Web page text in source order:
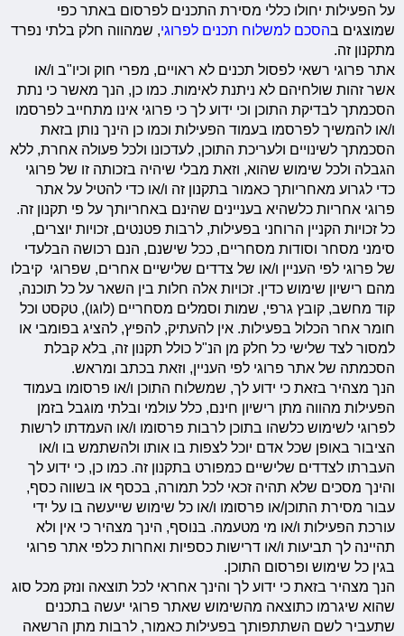
על הפעילות יחולו כללי מסירת התכנים לפרסום באתר כפי
שמוצגים בהסכם למשלוח תכנים לפרוגי, שמהווה חלק בלתי נפרד
מתקנון זה.
אתר פרוגי רשאי לפסול תכנים לא ראויים, מפרי חוק וכיו"ב ו/או
אשר זהות שולחיהם לא ניתנת לאימות. כמו כן, הנך מאשר כי נתת
הסכמתך לבדיקת התוכן וכי ידוע לך כי פרוגי אינו מתחייב לפרסמו
ו/או להמשיך לפרסמו בעמוד הפעילות וכמו כן הינך נותן בזאת
הסכמתך לשינויים ולעריכת התוכן, לעדכונו ולכל פעולה אחרת, ללא
הגבלה ולכל שימוש שהוא, וזאת מבלי שיהיה בזכותה זו של פרוגי
כדי לגרוע מאחריותך כאמור בתקנון זה ו/או כדי להטיל על אתר
פרוגי אחריות כלשהיא בעניינים שהינם באחריותך על פי תקנון זה.
כל זכויות הקניין הרוחני בפעילות, לרבות פטנטים, זכויות יוצרים,
סימני מסחר וסודות מסחריים, ככל שישנם, הנם רכושה הבלעדי
של פרוגי לפי העניין ו/או של צדדים שלישיים אחרים, שפרוגי קיבלו
מהם רישיון שימוש כדין. זכויות אלה חלות בין השאר על כל תוכנה,
קוד מחשב, קובץ גרפי, שמות וסמלים מסחריים (לוגו), טקסט וכל
חומר אחר הכלול בפעילות. אין להעתיק, להפיץ, להציג בפומבי או
למסור לצד שלישי כל חלק מן הנ"ל כולל תקנון זה, בלא קבלת
הסכמתה של אתר פרוגי לפי העניין, וזאת בכתב ומראש.
הנך מצהיר בזאת כי ידוע לך, שמשלוח התוכן ו/או פרסומו בעמוד
הפעילות מהווה מתן רישיון חינם, כלל עולמי ובלתי מוגבל בזמן
לפרוגי לשימוש כלשהו בתוכן לרבות פרסומו ו/או העמדתו לרשות
הציבור באופן שכל אדם יוכל לצפות בו אותו ולהשתמש בו ו/או
העברתו לצדדים שלישיים כמפורט בתקנון זה. כמו כן, כי ידוע לך
והינך מסכים שלא תהיה זכאי לכל תמורה, בכסף או בשווה כסף,
עבור מסירת התוכן/או פרסומו ו/או כל שימוש שייעשה בו על ידי
עורכת הפעילות ו/או מי מטעמה. בנוסף, הינך מצהיר כי אין ולא
תהיינה לך תביעות ו/או דרישות כספיות ואחרות כלפי אתר פרוגי
בגין כל שימוש ופרסום התוכן.
הנך מצהיר בזאת כי ידוע לך והינך אחראי לכל תוצאה ונזק מכל סוג
שהוא שיגרמו כתוצאה מהשימוש שאתר פרוגי יעשה בתכנים
שתעביר לשם השתתפותך בפעילות כאמור, לרבות מתן הרשאה